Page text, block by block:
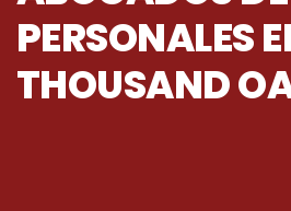
PERSONALES
THOUSAND